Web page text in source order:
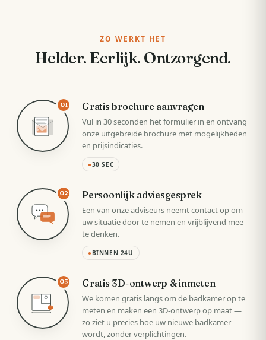
ZO WERKT HET
Helder. Eerlijk. Ontzorgend.
01 Gratis brochure aanvragen
Vul in 30 seconden het formulier in en ontvang
onze uitgebreide brochure met mogelijkheden
en prijsindicaties.
●30 SEC
02 Persoonlijk adviesgesprek
Een van onze adviseurs neemt contact op om
uw situatie door te nemen en vrijblijvend mee
te denken.
● BINNEN 24U
03 Gratis 3D-ontwerp & inmeten
We komen gratis langs om de badkamer op te
meten en maken een 3D-ontwerp op maat —
zo ziet u precies hoe uw nieuwe badkamer
wordt, zonder verplichtingen.